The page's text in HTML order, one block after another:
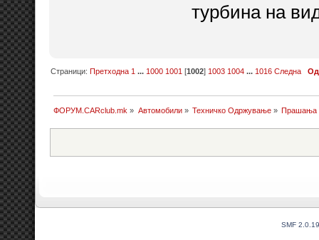
турбина на
Страници:Претходна 1 ... 1000 1001 [1002] 1003 1004 ... 1016 Следна
ФОРУМ.CARclub.mk » Автомобили» Техничко Одржување» Прашања
SMF 2.0.19